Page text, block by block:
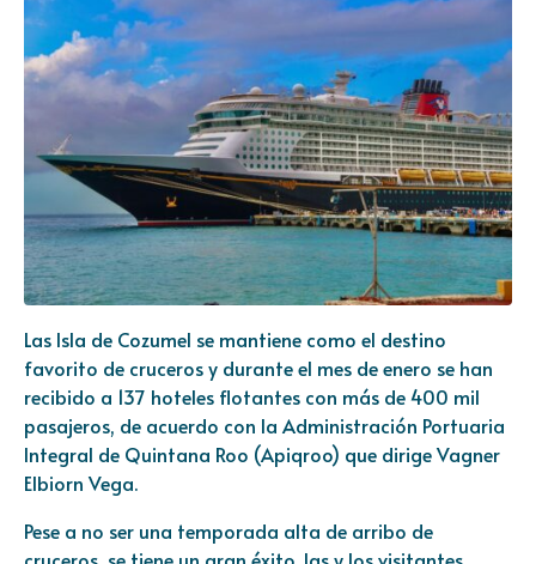
Las Isla de Cozumel se mantiene como el destino
favorito de cruceros y durante el mes de enero se han
recibido a 137 hoteles flotantes con más de 400 mil
pasajeros, de acuerdo con la Administración Portuaria
Integral de Quintana Roo (Apiqroo) que dirige Vagner
Elbiorn Vega.
Pese a no ser una temporada alta de arribo de